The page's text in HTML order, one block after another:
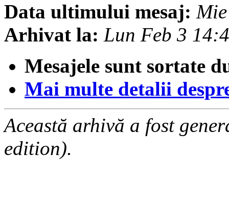
Data ultimului mesaj:
Arhivat la: Lun Feb 3
Mesajele sunt sortate
Mai multe detalii
Această arhivă a fost
edition).